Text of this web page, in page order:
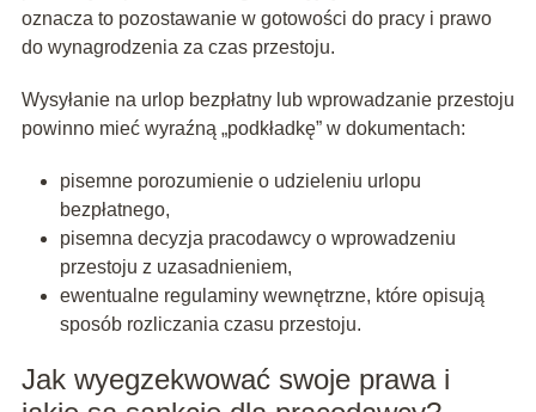
oznacza to pozostawanie w gotowości do pracy i prawo
do wynagrodzenia za czas przestoju.
Wysyłanie na urlop bezpłatny lub wprowadzanie przestoju
powinno mieć wyraźną „podkładkę” w dokumentach:
pisemne porozumienie o udzieleniu urlopu
bezpłatnego,
pisemna decyzja pracodawcy o wprowadzeniu
przestoju z uzasadnieniem,
ewentualne regulaminy wewnętrzne, które opisują
sposób rozliczania czasu przestoju.
Jak wyegzekwować swoje prawa i